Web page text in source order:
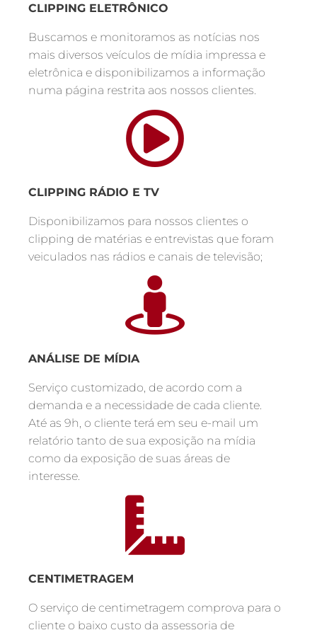
CLIPPING ELETRÔNICO
Buscamos e monitoramos as notícias nos
mais diversos veículos de mídia impressa e
eletrônica e disponibilizamos a informação
numa página restrita aos nossos clientes.
CLIPPING RÁDIO E TV
Disponibilizamos para nossos clientes o
clipping de matérias e entrevistas que foram
veiculados nas rádios e canais de televisão;
ANÁLISE DE MÍDIA
Serviço customizado, de acordo com a
demanda e a necessidade de cada cliente.
Até as 9h, o cliente terá em seu e-mail um
relatório tanto de sua exposição na mídia
como da exposição de suas áreas de
interesse.
CENTIMETRAGEM
O serviço de centimetragem comprova para o
cliente o baixo custo da assessoria de